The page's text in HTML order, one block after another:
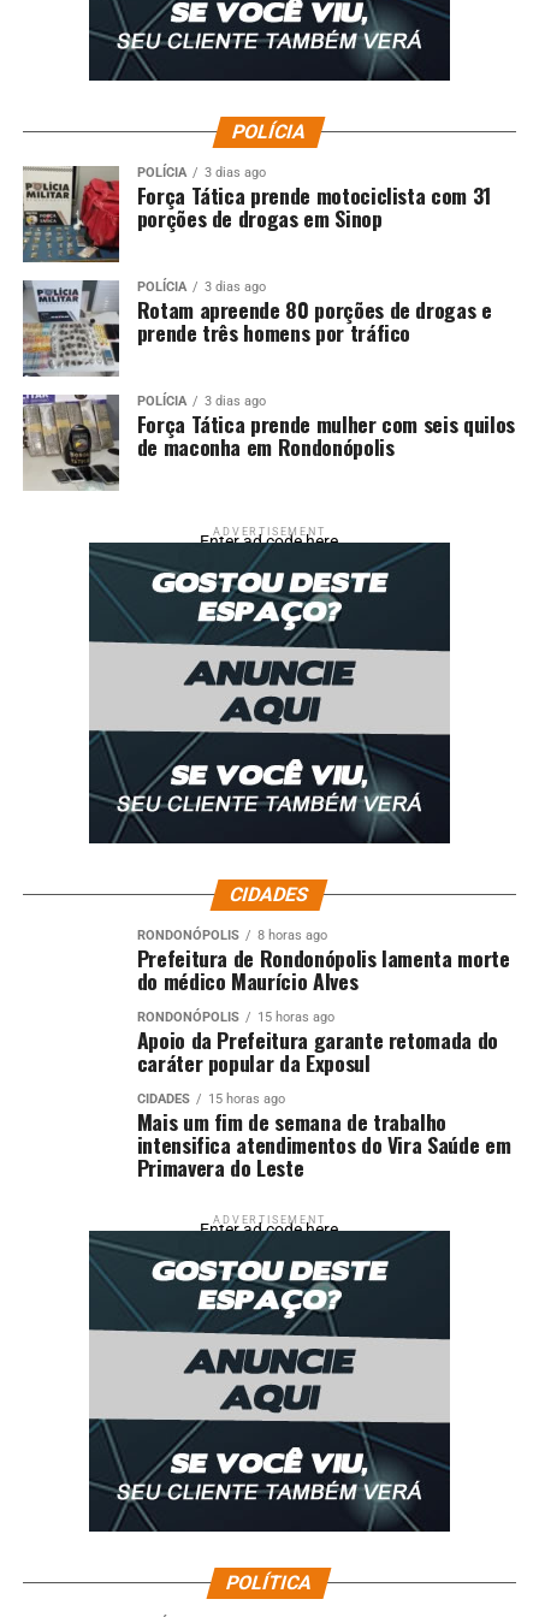
Secretaria de Comunicação/TCE-MT
E-mail:[email protected]
Telefone: 3613-7561
Fonte:TCE MT – MT
Comentários
RELATED TOPICS:
MATOGROSSO
TCEMT
VÁRZEA
UP NEXT
Festival de Teatro traz programação gratuita com
espetáculos, intervenções artísticas e oficinas ao Cine
Teatro Cuiabá
DON'T MISS
Corpo de Bombeiros localiza corpo de homem que se
POLÍCIA
POLÍCIA 3 dias ago
Força Tática prende motociclista com 31
porções de drogas em Sinop
POLÍCIA 3 dias ago
Rotam apreende 80 porções de drogas e
prende três homens por tráfico
POLÍCIA 3 dias ago
Força Tática prende mulher com seis quilos
de maconha em Rondonópolis
ADVERTISEMENT
Enter ad code here
CIDADES
RONDONÓPOLIS 8 horas ago
Prefeitura de Rondonópolis lamenta morte
do médico Maurício Alves
RONDONÓPOLIS 15 horas ago
Apoio da Prefeitura garante retomada do
caráter popular da Exposul
CIDADES 15 horas ago
Mais um fim de semana de trabalho
intensifica atendimentos do Vira Saúde em
Primavera do Leste
ADVERTISEMENT
Enter ad code here
POLÍTICA